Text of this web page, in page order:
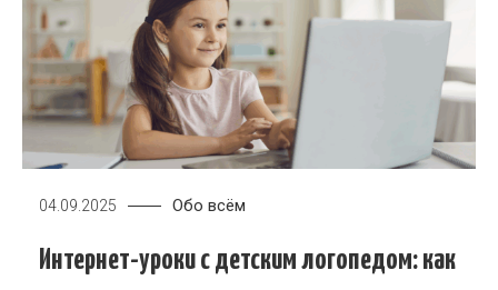
04.09.2025 Обо всём
Интернет-уроки с детским логопедом: как